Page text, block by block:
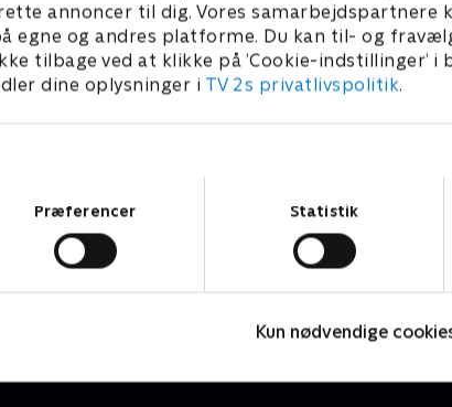
annoncer til dig. Vores samarbejdspartnere
og andres platforme. Du kan til- og
tilbage ved at klikke på ’Cookie-indstillinger’ i
dine oplysninger i TV 2s privatlivspolitik.
Præferencer Statistik
Kun nødvendige